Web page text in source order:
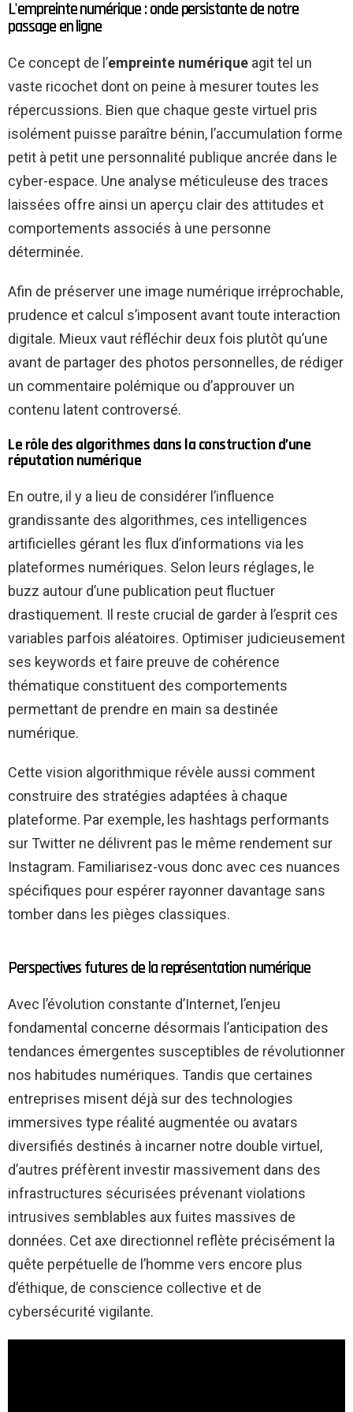
L'empreinte numérique : onde persistante de notre
passage en ligne
Ce concept de l’empreinte numérique agit tel un
vaste ricochet dont on peine à mesurer toutes les
répercussions. Bien que chaque geste virtuel pris
isolément puisse paraître bénin, l’accumulation forme
petit à petit une personnalité publique ancrée dans le
cyber-espace. Une analyse méticuleuse des traces
laissées offre ainsi un aperçu clair des attitudes et
comportements associés à une personne
déterminée.
Afin de préserver une image numérique irréprochable,
prudence et calcul s’imposent avant toute interaction
digitale. Mieux vaut réfléchir deux fois plutôt qu’une
avant de partager des photos personnelles, de rédiger
un commentaire polémique ou d’approuver un
contenu latent controversé.
Le rôle des algorithmes dans la construction d’une
réputation numérique
En outre, il y a lieu de considérer l’influence
grandissante des algorithmes, ces intelligences
artificielles gérant les flux d’informations via les
plateformes numériques. Selon leurs réglages, le
buzz autour d’une publication peut fluctuer
drastiquement. Il reste crucial de garder à l’esprit ces
variables parfois aléatoires. Optimiser judicieusement
ses keywords et faire preuve de cohérence
thématique constituent des comportements
permettant de prendre en main sa destinée
numérique.
Cette vision algorithmique révèle aussi comment
construire des stratégies adaptées à chaque
plateforme. Par exemple, les hashtags performants
sur Twitter ne délivrent pas le même rendement sur
Instagram. Familiarisez-vous donc avec ces nuances
spécifiques pour espérer rayonner davantage sans
tomber dans les pièges classiques.
Perspectives futures de la représentation numérique
Avec l’évolution constante d’Internet, l’enjeu
fondamental concerne désormais l’anticipation des
tendances émergentes susceptibles de révolutionner
nos habitudes numériques. Tandis que certaines
entreprises misent déjà sur des technologies
immersives type réalité augmentée ou avatars
diversifiés destinés à incarner notre double virtuel,
d’autres préfèrent investir massivement dans des
infrastructures sécurisées prévenant violations
intrusives semblables aux fuites massives de
données. Cet axe directionnel reflète précisément la
quête perpétuelle de l’homme vers encore plus
d’éthique, de conscience collective et de
cybersécurité vigilante.